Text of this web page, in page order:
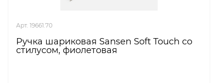
Арт. 19661.70
Ручка шариковая Sansen Soft Touch со
стилусом, фиолетовая